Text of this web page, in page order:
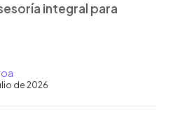
integral para
de 2026